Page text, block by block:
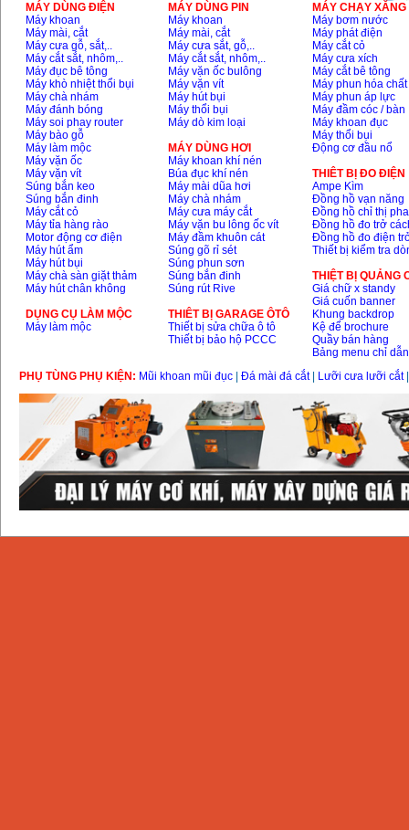
MÁY DÙNG ĐIỆN
Máy khoan
Máy mài, cắt
Máy cưa gỗ, sắt,..
Máy cắt sắt, nhôm,..
Máy đục bê tông
Máy khò nhiệt thổi bụi
Máy chà nhám
Máy đánh bóng
Máy soi phay router
Máy bào gỗ
Máy làm mộc
Máy vặn ốc
Máy vặn vít
Súng bắn keo
Súng bắn đinh
Máy cắt cỏ
Máy tỉa hàng rào
Motor động cơ điện
Máy hút ẩm
Máy hút bụi
Máy chà sàn giặt thảm
Máy hút chân không
DỤNG CỤ LÀM MỘC
Máy làm mộc
MÁY DÙNG PIN
Máy khoan
Máy mài, cắt
Máy cưa sắt, gỗ,..
Máy cắt sắt, nhôm,..
Máy vặn ốc bulông
Máy vặn vít
Máy hút bụi
Máy thổi bụi
Máy dò kim loại
MÁY DÙNG HƠI
Máy khoan khí nén
Búa đục khí nén
Máy mài dũa hơi
Máy chà nhám
Máy cưa máy cắt
Máy vặn bu lông ốc vít
Máy đầm khuôn cát
Súng gõ rỉ sét
Súng phun sơn
Súng bắn đinh
Súng rút Rive
THIÊT BỊ GARAGE ÔTÔ
Thiết bị sửa chữa ô tô
Thiết bị bảo hộ PCCC
MÁY CHẠY
Máy bơm nước
Máy phát điện
Máy cắt cỏ
Máy cưa xích
Máy cắt bê tông
Máy phun hóa chất
Máy phun áp lực
Máy đầm cóc / bàn
Máy khoan đục
Máy thổi bụi
Động cơ đầu nổ
THIÊT BỊ ĐO ĐIỆN
Ampe Kìm
Đồng hồ vạn năng
Đồng hồ chỉ thị pha
Đồng hồ đo trở
Đồng hồ đo điện
Thiết bị kiểm tra
THIỆT BỊ QUẢNG
Giá chữ x standy
Giá cuốn banner
Khung backdrop
Kệ để brochure
Quầy bán hàng
Bảng menu chỉ dẫn
PHỤ TÙNG PHỤ KIỆN: Mũi khoan mũi đục Đá mài đá cắt| Lưỡi cưa lưỡi cắt